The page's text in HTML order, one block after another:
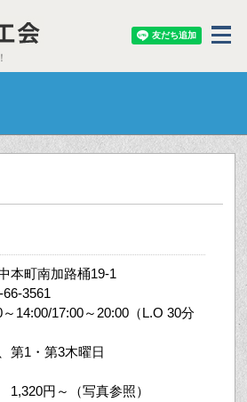
本町南加路桶19-1
66-3561
～14:00/17:00～20:00（L.O 30分
第1・第3木曜日
1,320円～（写真参照）